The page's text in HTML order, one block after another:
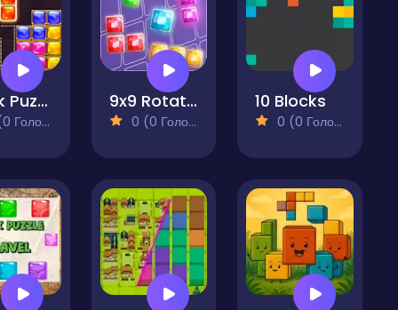
Block Puzzle Jewel 9x9 Rotate and Flip
0 (0 Голосів)
10 Blocks
0 (0 Голосів)